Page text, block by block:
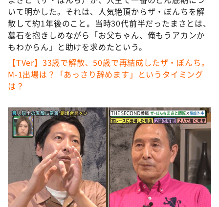
ポツンと一軒家
ザキ山小屋本館
ぺこぱのまるスポ
アナ回覧板
いて明かした。それは、人気絶頂からザ・ぼんちを解
散して約1年後のこと。当時30代前半だったまさとは、
墓石を抱きしめながら「お父ちゃん、俺もうアカンか
もわからん」と助けを求めたという。
【TVer】33歳で解散、50歳で再結成したザ・ぼんち。
M-1出場は？「あっさり辞めます」というタイミング
は？